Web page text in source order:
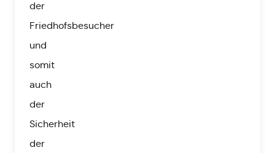
der
Friedhofsbesucher
und
somit
auch
der
Sicherheit
der